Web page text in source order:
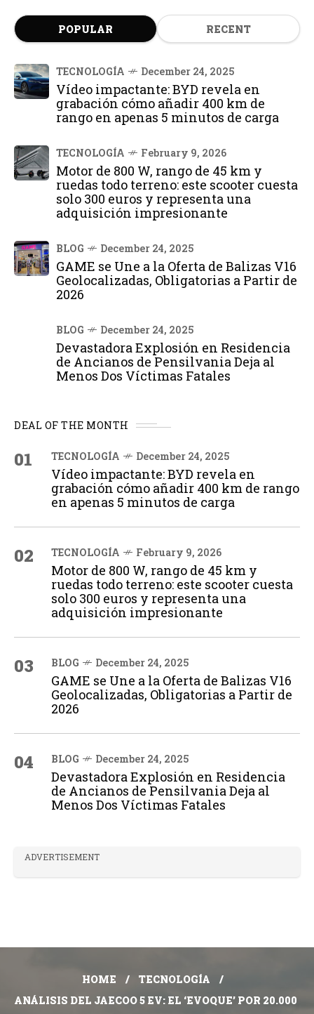
POPULAR RECENT
TECNOLOGÍA December 24, 2025
Vídeo impactante: BYD revela en
grabación cómo añadir 400 km de
rango en apenas 5 minutos de carga
TECNOLOGÍA February 9, 2026
Motor de 800 W, rango de 45 km y
ruedas todo terreno: este scooter cuesta
solo 300 euros y representa una
adquisición impresionante
BLOG December 24, 2025
GAME se Une a la Oferta de Balizas V16
Geolocalizadas, Obligatorias a Partir de
2026
BLOG December 24, 2025
Devastadora Explosión en Residencia
de Ancianos de Pensilvania Deja al
Menos Dos Víctimas Fatales
DEAL OF THE MONTH
01 TECNOLOGÍA December 24, 2025
Vídeo impactante: BYD revela en
grabación cómo añadir 400 km de rango
en apenas 5 minutos de carga
02 TECNOLOGÍA February 9, 2026
Motor de 800 W, rango de 45 km y
ruedas todo terreno: este scooter cuesta
solo 300 euros y representa una
adquisición impresionante
03 BLOG December 24, 2025
GAME se Une a la Oferta de Balizas V16
Geolocalizadas, Obligatorias a Partir de
2026
04 BLOG December 24, 2025
Devastadora Explosión en Residencia
de Ancianos de Pensilvania Deja al
Menos Dos Víctimas Fatales
ADVERTISEMENT
HOME
TECNOLOGÍA
ANÁLISIS DEL JAECOO 5 EV: EL ‘EVOQUE’ POR 20.000